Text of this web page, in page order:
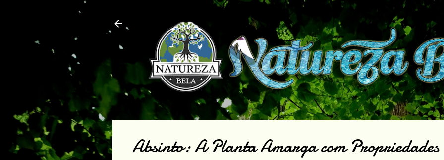
Pular para o conteúdo principal
Absinto: A Planta Amarga com Propriedades